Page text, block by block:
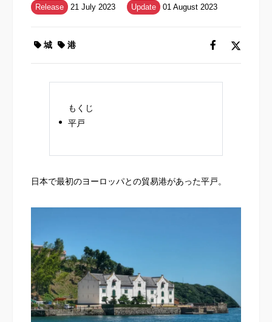
Release 21 July 2023 Update 01 August 2023
城 港
もくじ
平戸
日本で最初のヨーロッパとの貿易港があった平戸。